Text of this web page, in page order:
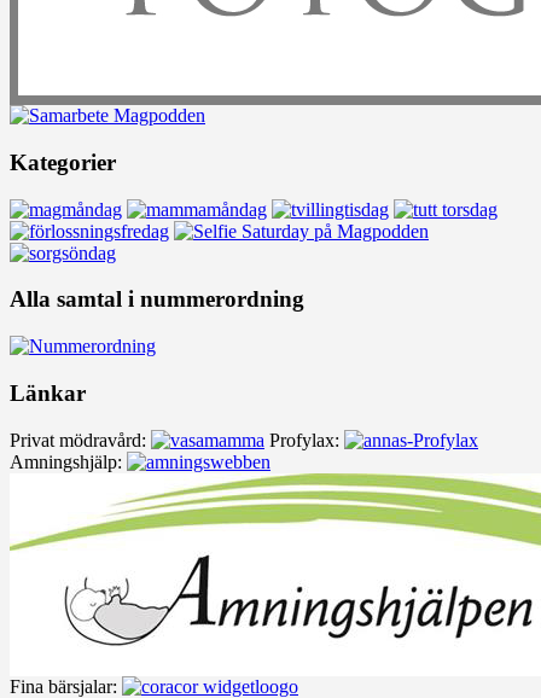
Kategorier
Alla samtal i nummerordning
Länkar
Privat mödravård:
Profylax:
Amningshjälp:
Fina bärsjalar: